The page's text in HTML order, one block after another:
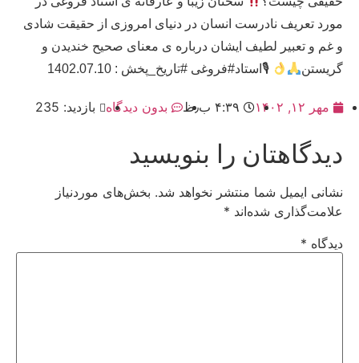
مورد تعریف نادرست انسان در دنیای امروزی از حقیقت شادی
و غم و تعبیر لطیف ایشان درباره ی معنای صحیح خندیدن و
گریستن
🎙استاد#فروغی #تاریخ_پخش : 1402.07.10
مهر ۱۲, ۱۴۰۲ ۴:۳۹ ب٫ظ بدون دیدگاه بازدید: 235
دیدگاهتان را بنویسید
نشانی ایمیل شما منتشر نخواهد شد. بخش‌های موردنیاز
علامت‌گذاری شده‌اند *
دیدگاه *